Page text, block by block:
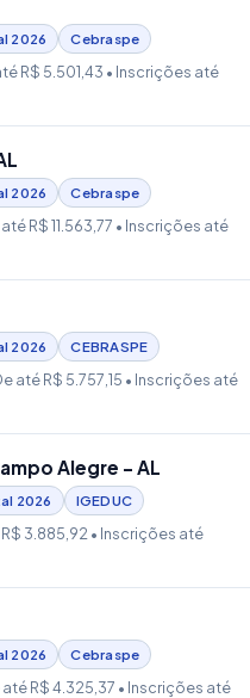
2026 Cebraspe
R$ 5.501,43 • Inscrições até
2026 Cebraspe
R$ 11.563,77 • Inscrições até
2026 CEBRASPE
até R$ 5.757,15 • Inscrições até
Alegre - AL
2026 IGEDUC
3.885,92 • Inscrições até
2026 Cebraspe
até R$ 4.325,37 • Inscrições até